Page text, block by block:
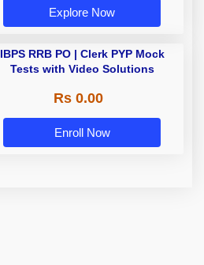
Explore Now
IBPS RRB PO | Clerk PYP Mock
Tests with Video Solutions
Rs 0.00
Enroll Now